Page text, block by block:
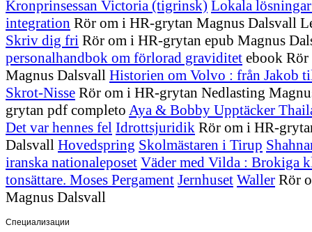
Kronprinsessan Victoria (tigrinsk) Lokala
integration Rör om i HR-grytan Magnus Dalsvall
Skriv dig fri Rör om i HR-grytan epub Magnus
personalhandbok om förlorad graviditet ebook
Magnus Dalsvall Historien om Volvo : från Jakob
Skrot-Nisse Rör om i HR-grytan Nedlasting
grytan pdf completo Aya & Bobby Upptäcker
Det var hennes fel Idrottsjuridik Rör om i HR-
Dalsvall Hovedspring Skolmästaren i Tirup
iranska nationaleposet Väder med Vilda : Brokiga
tonsättare. Moses Pergament Jernhuset Waller Rör
Magnus Dalsvall
Специализации